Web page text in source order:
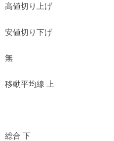
高値切り上げ
安値切り下げ
無
移動平均線 上
総合 下